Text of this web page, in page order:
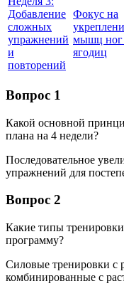
Добавление
сложных
упражнений
и
повторений
Фокус на
мышц ног
ягодиц
Вопрос 1
Какой основной
плана на 4 недели?
Последовательное
упражнений для
Вопрос 2
Какие типы
программу?
Силовые тренировки с
комбинированные с